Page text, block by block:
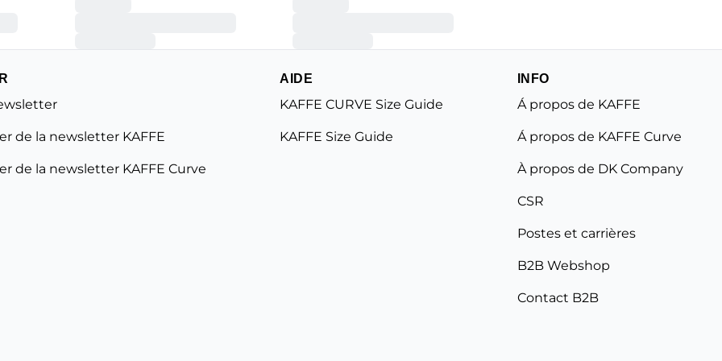
de la newsletter KAFFE
de la newsletter KAFFE Curve
AIDE
KAFFE CURVE Size Guide
KAFFE Size Guide
INFO
Á propos de KAFFE
Á propos de KAFFE Curve
À propos de DK Company
CSR
Postes et carrières
B2B Webshop
Contact B2B